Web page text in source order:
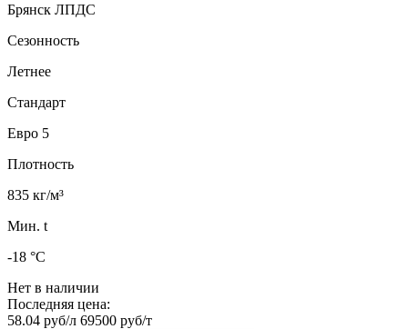
Брянск ЛПДС
Сезонность
Летнее
Стандарт
Евро 5
Плотность
835 кг/м³
Мин. t
-18 °C
Нет в наличии
Последняя цена:
58.04 руб/л 69500 руб/т